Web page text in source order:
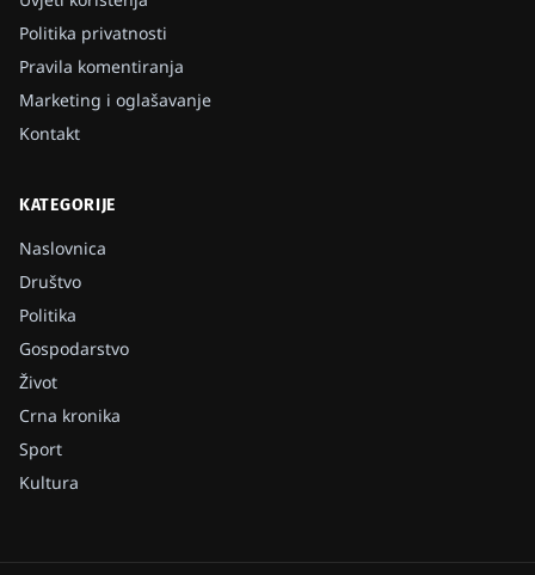
Politika privatnosti
Pravila komentiranja
Marketing i oglašavanje
Kontakt
KATEGORIJE
Naslovnica
Društvo
Politika
Gospodarstvo
Život
Crna kronika
Sport
Kultura